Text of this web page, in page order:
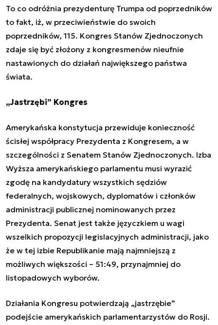
To co odróżnia prezydenturę Trumpa od poprzedników
to fakt, iż, w przeciwieństwie do swoich
poprzedników, 115. Kongres Stanów Zjednoczonych
zdaje się być złożony z kongresmenów nieufnie
nastawionych do działań największego państwa
świata.
„Jastrzębi” Kongres
Amerykańska konstytucja przewiduje konieczność
ścisłej współpracy Prezydenta z Kongresem, a w
szczególności z Senatem Stanów Zjednoczonych. Izba
Wyższa amerykańskiego parlamentu musi wyrazić
zgodę na kandydatury wszystkich sędziów
federalnych, wojskowych, dyplomatów i członków
administracji publicznej nominowanych przez
Prezydenta. Senat jest także języczkiem u wagi
wszelkich propozycji legislacyjnych administracji, jako
że w tej izbie Republikanie mają najmniejszą z
możliwych większości – 51:49, przynajmniej do
listopadowych wyborów.
Działania Kongresu potwierdzają „jastrzębie”
podejście amerykańskich parlamentarzystów do Rosji.